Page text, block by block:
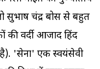
सुभाष चंद्र बोस से बहुत
की वर्दी आजाद हिंद
'सेना' एक स्वयंसेवी